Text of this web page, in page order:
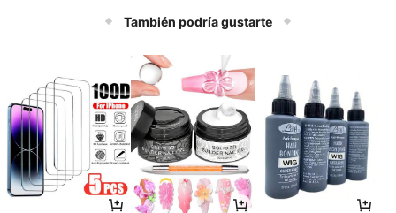
También podría gustarte